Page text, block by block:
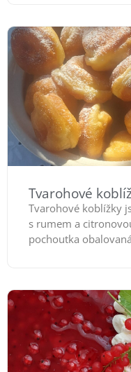
Tvarohové
Tvarohové koblížky
s rumem a
pochoutka